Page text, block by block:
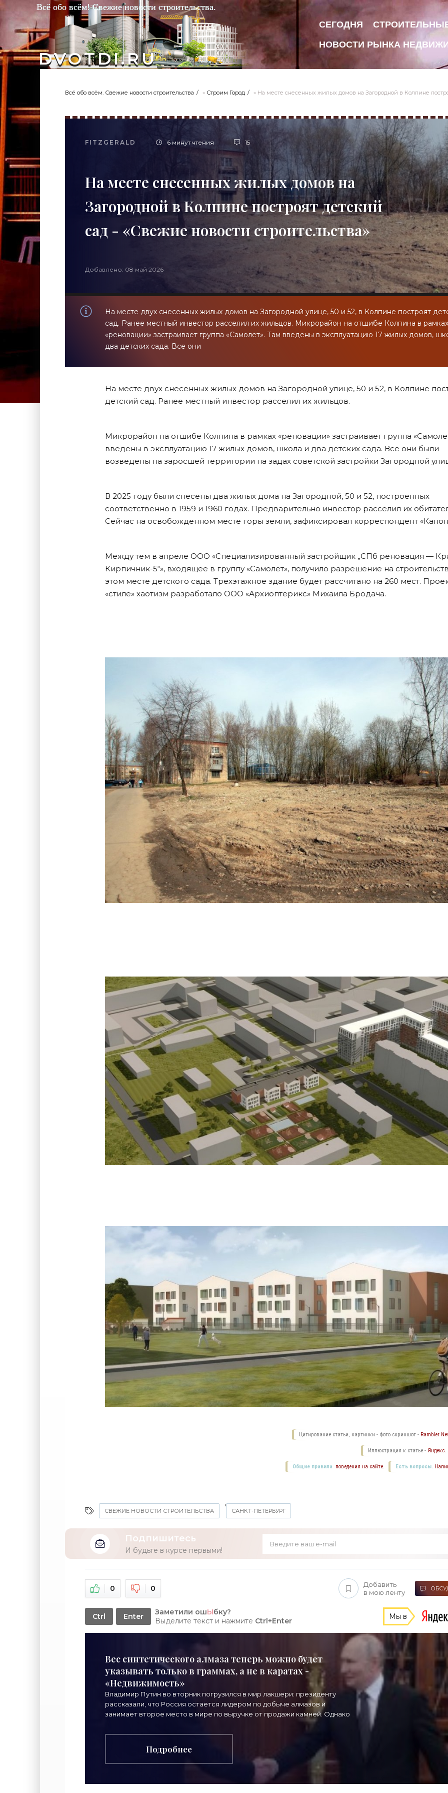
DVOTDI.RU
Всё обо всём! Свежие новости строительства.
СЕГОДНЯ
НОВОСТИ РЫНКА
Всё обо всём. Свежие новости строительства » Строим Город » На месте снесенных жилых домов на Загородной в Колпине
FITZGERALD 6 минут чтения 15
На месте снесенных жилых домов на
Загородной в Колпине построят детский
сад - «Свежие новости строительства»
Добавлено: 08 май 2026
На месте двух снесенных жилых домов на Загородной улице, 50 и 52, в Колпине построят
сад. Ранее местный инвестор расселил их жильцов. Микрорайон на отшибе Колпина в рамках
«реновации» застраивает группа «Самолет». Там введены в эксплуатацию 17 жилых домов,
два детских сада. Все они
На месте двух снесенных жилых домов на Загородной улице, 50 и 52, в Колпине
детский сад. Ранее местный инвестор расселил их жильцов.
Микрорайон на отшибе Колпина в рамках «реновации» застраивает группа
введены в эксплуатацию 17 жилых домов, школа и два детских сада. Все они были
возведены на заросшей территории на задах советской застройки Загородной
В 2025 году были снесены два жилых дома на Загородной, 50 и 52, построенных
соответственно в 1959 и 1960 годах. Предварительно инвестор расселил их
Сейчас на освобожденном месте горы земли, зафиксировал корреспондент
Между тем в апреле ООО «Специализированный застройщик „СПб реновация —
Кирпичник-5“», входящее в группу «Самолет», получило разрешение на
этом месте детского сада. Трехэтажное здание будет рассчитано на 260 мест.
«стиле» хаотизм разработало ООО «Архиоптерикс» Михаила Бродача.
Цитирование статьи, картинки - фото скриншот - Rambler
Иллюстрация к статье - Яндекс.
Есть вопросы.
Общие правила поведения на сайте.
СВЕЖИЕ НОВОСТИ СТРОИТЕЛЬСТВА
,
САНКТ-ПЕТЕРБУРГ
Подпишитесь
И будьте в курсе первыми!
0 0
Добавить
в мою ленту
Ctrl Enter Заметили ошЫбку?
Выделите текст и нажмите Ctrl+Enter Мы в
Вес синтетического алмаза теперь можно будет
указывать только в граммах, а не в каратах -
«Недвижимость»
Владимир Путин во вторник погрузился в мир лакшери: президенту
рассказали, что Россия остается лидером по добыче алмазов и
занимает второе место в мире по выручке от продажи камней. Однако
Подробнее